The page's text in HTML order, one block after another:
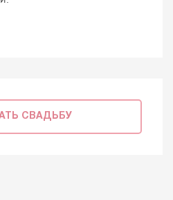
СВАДЬБУ